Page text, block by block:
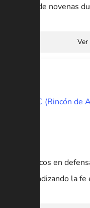
Rezo de novenas
Ver
Católicos en
profundizando la